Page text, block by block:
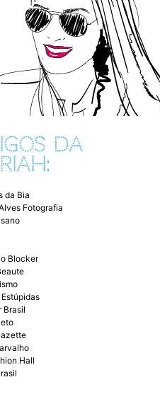
DA
da Bia
Fotografia
Blocker
Brasil
Hall